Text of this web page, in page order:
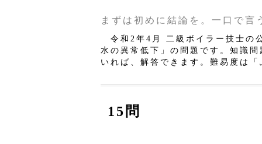
まずは初めに結論を。一口で言
令和2年4月 二級ボイラー技士の
水の異常低下」の問題です。知識
いれば、解答できます。難易度は
15問